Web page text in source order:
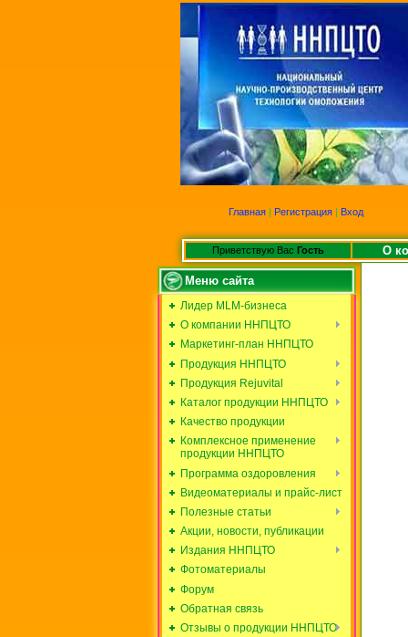
Главная | Регистрация | Вход
Приветствую Вас Гость О
Меню сайта
Лидер MLM-бизнеса
О компании ННПЦТО
Маркетинг-план ННПЦТО
Продукция ННПЦТО
Продукция Rejuvital
Каталог продукции ННПЦТО
Качество продукции
Комплексное применение
продукции ННПЦТО
Программа оздоровления
Видеоматериалы и прайс-лист
Полезные статьи
Акции, новости, публикации
Издания ННПЦТО
Фотоматериалы
Форум
Обратная связь
Отзывы о продукции ННПЦТО